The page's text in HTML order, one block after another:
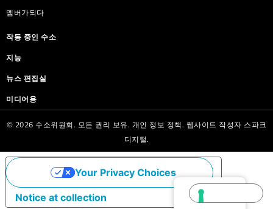
멤버가되다
작동 중인 수소
지능
뉴스 편집실
미디어용
© 2026 수소위원회. 모든 권리 보유. 개인 정보 정책. 웹사이트 작성자 스파크
디지털.
Korean
Notice at collection
Your Privacy Choices